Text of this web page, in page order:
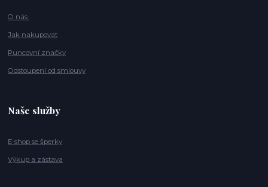
O nás
Jak nakupovat
Puncovní značky
Odstoupení od smlouvy
Naše služby
E-shop se šperky
Výkup a zástava